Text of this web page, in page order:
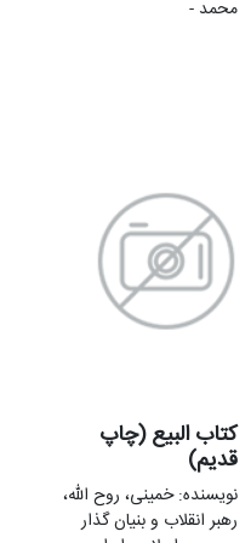
محمد -
کتاب البیع (چاپ
قدیم)
نویسنده: خمینی‌، روح الله،
رهبر انقلاب و بنیان گذار